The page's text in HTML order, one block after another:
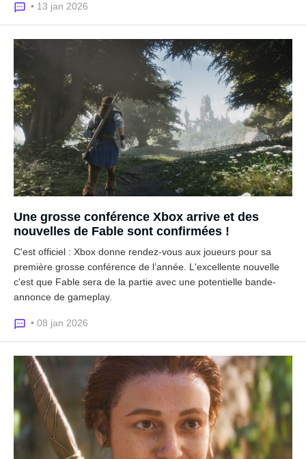
• 13 jan 2026
Une grosse conférence Xbox arrive et des
nouvelles de Fable sont confirmées !
C'est officiel : Xbox donne rendez-vous aux joueurs pour sa
première grosse conférence de l’année. L'excellente nouvelle
c'est que Fable sera de la partie avec une potentielle bande-
annonce de gameplay.
• 08 jan 2026